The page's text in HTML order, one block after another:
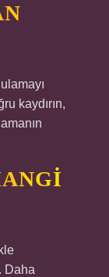
kaydırın,
Daha